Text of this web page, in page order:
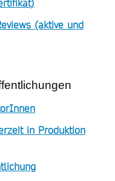
(aktive und
in Produktion